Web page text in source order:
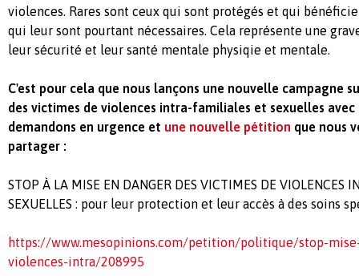
violences. Rares sont ceux qui sont protégés et qui
qui leur sont pourtant nécessaires. Cela représente une
leur sécurité et leur santé mentale physiqie et mentale.
C'est pour cela que nous lançons une nouvelle campagne
des victimes de violences intra-familiales et sexuelles avec
demandons en urgence et une nouvelle pétition que nous
partager :
STOP À LA MISE EN DANGER DES VICTIMES DE VIOLENCES
SEXUELLES : pour leur protection et leur accès à des soins
https://www.mesopinions.com/petition/politique/stop-
violences-intra/208995